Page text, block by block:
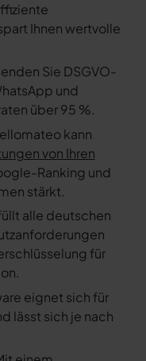
Ihnen wertvolle
Sie DSGVO-
und
über 95 %.
kann
von Ihren
Ranking und
stärkt.
alle deutschen
für
eignet sich für
lässt sich je nach